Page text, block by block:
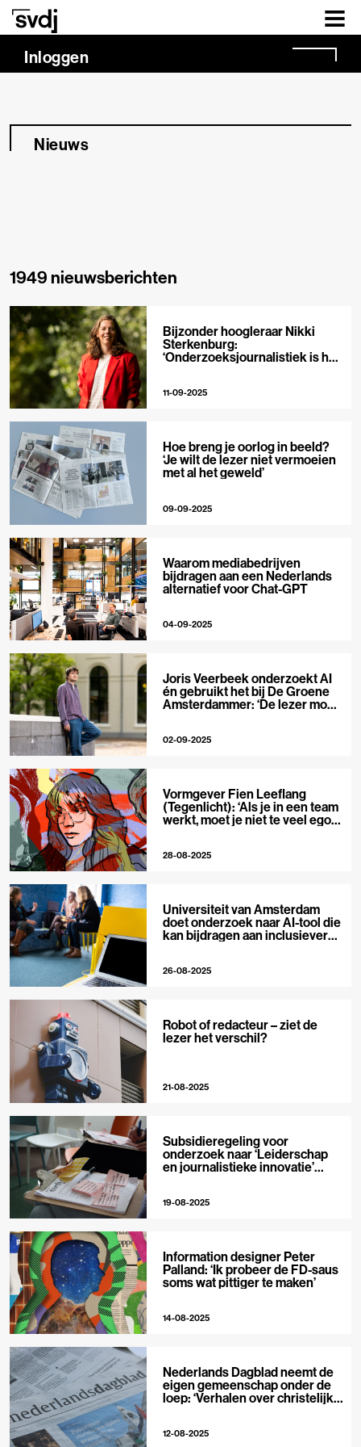
Naar hoofdinhoud
Inloggen
Nieuws
1949 nieuwsberichten
Bijzonder hoogleraar Nikki
Sterkenburg:
‘Onderzoeksjournalistiek is het
11-09-2025
Hoe breng je oorlog in beeld?
‘Je wilt de lezer niet vermoeien
met al het geweld’
09-09-2025
Waarom mediabedrijven
bijdragen aan een Nederlands
alternatief voor Chat-GPT
04-09-2025
Joris Veerbeek onderzoekt AI
én gebruikt het bij De Groene
Amsterdammer: ‘De lezer moet
02-09-2025
Vormgever Fien Leeflang
(Tegenlicht): ‘Als je in een team
werkt, moet je niet te veel ego
28-08-2025
Universiteit van Amsterdam
doet onderzoek naar AI-tool die
kan bijdragen aan inclusievere
26-08-2025
Robot of redacteur – ziet de
lezer het verschil?
21-08-2025
Subsidieregeling voor
onderzoek naar ‘Leiderschap
en journalistieke innovatie’
19-08-2025
Information designer Peter
Palland: ‘Ik probeer de FD-saus
soms wat pittiger te maken’
14-08-2025
Nederlands Dagblad neemt de
eigen gemeenschap onder de
loep: ‘Verhalen over christelijke
12-08-2025